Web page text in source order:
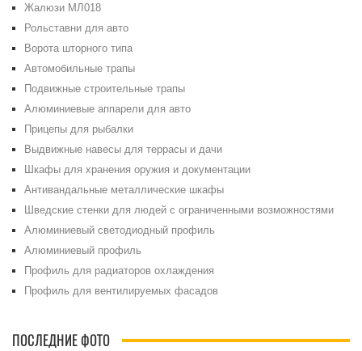
Жалюзи МЛ018
Рольставни для авто
Ворота шторного типа
Автомобильные трапы
Подвижные строительные трапы
Алюминиевые аппарели для авто
Прицепы для рыбалки
Выдвижные навесы для террасы и дачи
Шкафы для хранения оружия и документации
Антивандальные металлические шкафы
Шведские стенки для людей с ограниченными возможностями
Алюминиевый светодиодный профиль
Алюминиевый профиль
Профиль для радиаторов охлаждения
Профиль для вентилируемых фасадов
ПОСЛЕДНИЕ ФОТО